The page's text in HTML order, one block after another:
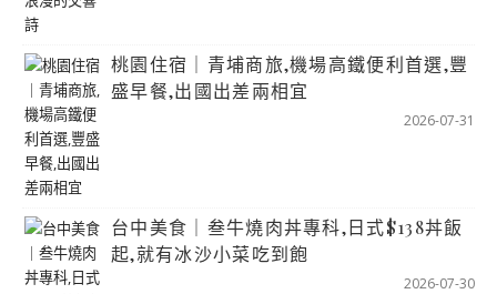
桃園住宿｜青埔商旅,機場高鐵便利首選,豐
盛早餐,出國出差兩相宜
2026-07-31
台中美食｜叁牛燒肉丼專科,日式$138丼飯
起,就有冰沙小菜吃到飽
2026-07-30